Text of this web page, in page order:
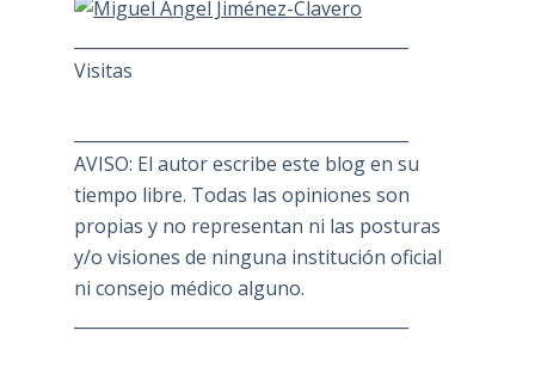
Visitas
AVISO: El autor escribe este blog en su
tiempo libre. Todas las opiniones son
propias y no representan ni las posturas
y/o visiones de ninguna institución oficial
ni consejo médico alguno.